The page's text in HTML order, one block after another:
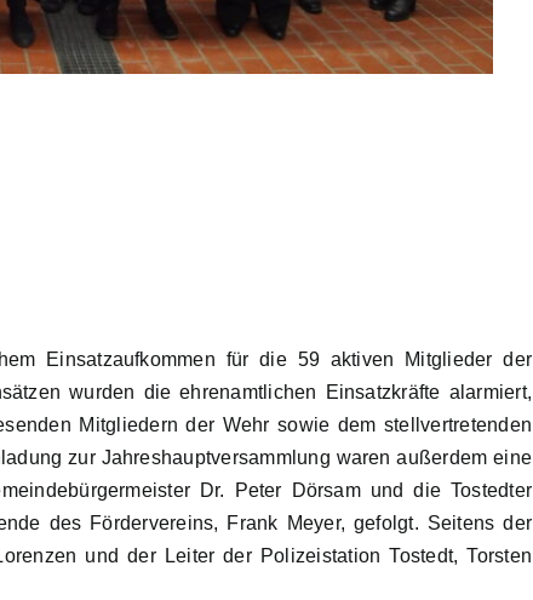
Einsatzaufkommen für die 59 aktiven Mitglieder der
wurden die ehrenamtlichen Einsatzkräfte alarmiert,
Mitgliedern der Wehr sowie dem stellvertretenden
zur Jahreshauptversammlung waren außerdem eine
Dr. Peter Dörsam und die Tostedter
des Fördervereins, Frank Meyer, gefolgt. Seitens der
und der Leiter der Polizeistation Tostedt, Torsten